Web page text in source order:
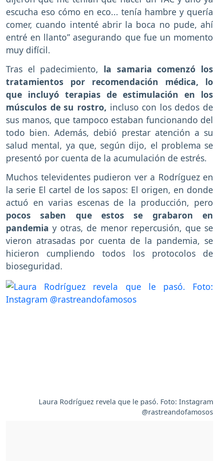
escucha eso cómo en eco... tenía hambre y quería
comer, cuando intenté abrir la boca no pude, ahí
entré en llanto” asegurando que fue un momento
muy difícil.
Tras el padecimiento, la samaria comenzó los
tratamientos por recomendación médica, lo
que incluyó terapias de estimulación en los
músculos de su rostro, incluso con los dedos de
sus manos, que tampoco estaban funcionando del
todo bien. Además, debió prestar atención a su
salud mental, ya que, según dijo, el problema se
presentó por cuenta de la acumulación de estrés.
Muchos televidentes pudieron ver a Rodríguez en
la serie El cartel de los sapos: El origen, en donde
actuó en varias escenas de la producción, pero
pocos saben que estos se grabaron en
pandemia y otras, de menor repercusión, que se
vieron atrasadas por cuenta de la pandemia, se
hicieron cumpliendo todos los protocolos de
bioseguridad.
Laura Rodríguez revela que le pasó. Foto: Instagram
@rastreandofamosos